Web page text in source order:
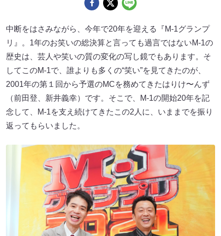
中断をはさみながら、今年で20年を迎える『M-1グランプ
リ』。1年のお笑いの総決算と言っても過言ではないM-1の
歴史は、芸人や笑いの質の変化の写し鏡でもあります。そ
してこのM-1で、誰よりも多くの“笑い”を見てきたのが、
2001年の第１回から予選のMCを務めてきたはりけ〜んず
（前田登、新井義幸）です。そこで、M-1の開始20年を記
念して、M-1を支え続けてきたこの2人に、いままでを振り
返ってもらいました。